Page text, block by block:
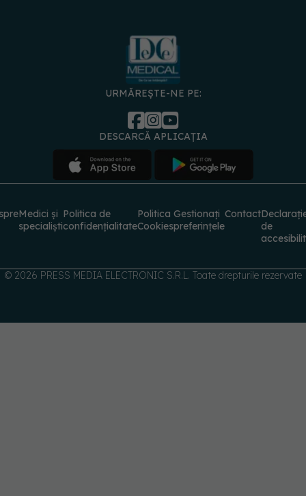
URMĂREȘTE-NE PE:
Medici și Politica de
Politica Gestionați Contact